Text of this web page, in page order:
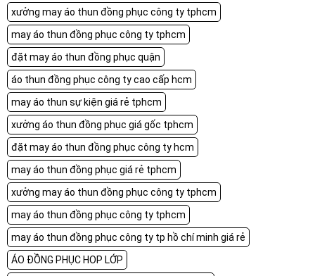
xưởng may áo thun đồng phục công ty tphcm
may áo thun đồng phục công ty tphcm
đặt may áo thun đồng phục quận
áo thun đồng phục công ty cao cấp hcm
may áo thun sự kiện giá rẻ tphcm
xưởng áo thun đồng phục giá gốc tphcm
đặt may áo thun đồng phục công ty hcm
may áo thun đồng phục giá rẻ tphcm
xưởng may áo thun đồng phục công ty tphcm
may áo thun đồng phục công ty tphcm
may áo thun đồng phục công ty tp hồ chí minh giá rẻ
ÁO ĐỒNG PHỤC HOP LỚP